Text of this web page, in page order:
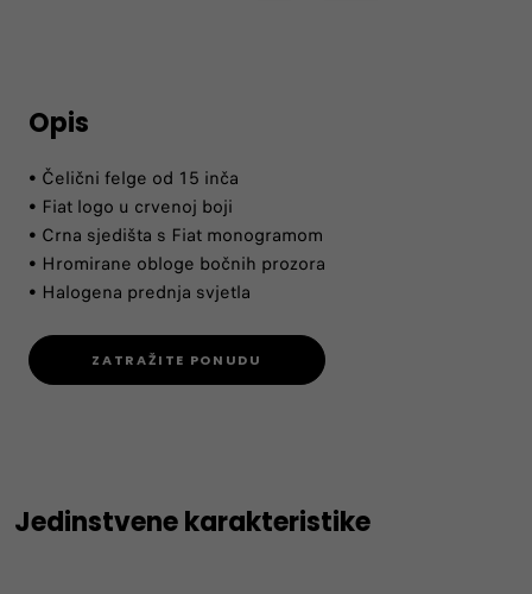
Opis
• Čelični felge od 15 inča
• Fiat logo u crvenoj boji
• Crna sjedišta s Fiat monogramom
• Hromirane obloge bočnih prozora
• Halogena prednja svjetla
ZATRAŽITE PONUDU
Jedinstvene karakteristike